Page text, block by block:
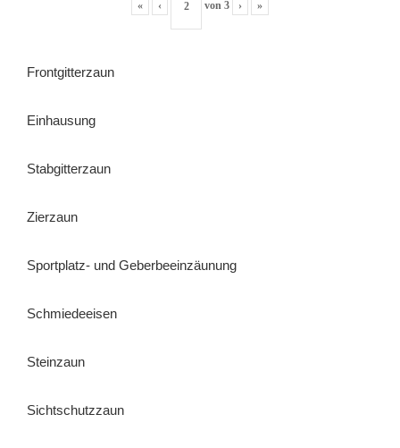
« ‹ von 3 › »
Frontgitterzaun
Einhausung
Stabgitterzaun
Zierzaun
Sportplatz- und Geberbeeinzäunung
Schmiedeeisen
Steinzaun
Sichtschutzzaun